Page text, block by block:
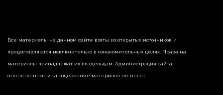
Все материалы на данном сайте взяты из открытых источников и
предоставляются исключительно в ознакомительных целях. Права на
материалы принадлежат их владельцам. Администрация сайта
ответственности за содержание материала не несет.